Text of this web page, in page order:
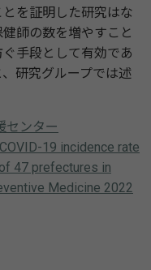
を証明した研究はな
師の数を増やすこと
手段として有効であ
研究グループでは述
センター
19 incidence rate
47 prefectures in
Medicine 2022